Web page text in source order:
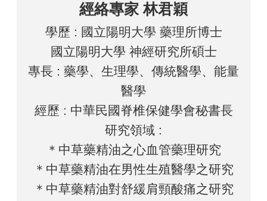
經絡專家 林君穎
學歷 : 國立陽明大學 藥理所博士
國立陽明大學 神經研究所碩士
專長 : 藥學、生理學、傳統醫學、能量
醫學
經歷 : 中華民國脊椎保健學會秘書長
研究領域 :
＊中草藥精油之心血管藥理研究
＊中草藥精油在男性生殖醫學之研究
＊中草藥精油對舒緩肩頸酸痛之研究